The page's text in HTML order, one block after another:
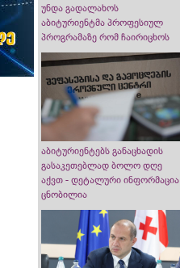
უნდა გადალახოს
აბიტურიენტმა პროფესიულ
პროგრამაზე რომ ჩაირიცხოს
აბიტურიენტებს განაცხადის
გასაკეთებლად ბოლო დღე
აქვთ - დეტალური ინფორმაცია
ცნობილია